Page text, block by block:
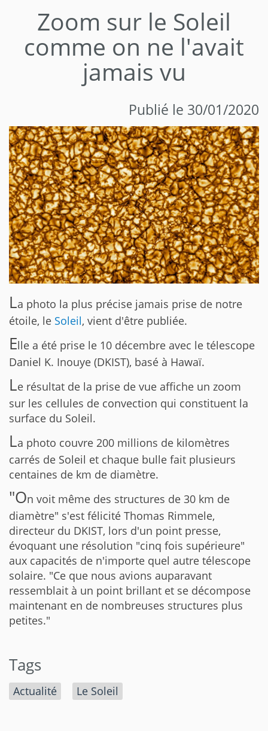
Zoom sur le Soleil
comme on ne l'avait
jamais vu
Publié le 30/01/2020
La photo la plus précise jamais prise de notre
étoile, le Soleil, vient d'être publiée.
Elle a été prise le 10 décembre avec le télescope
Daniel K. Inouye (DKIST), basé à Hawaï.
Le résultat de la prise de vue affiche un zoom
sur les cellules de convection qui constituent la
surface du Soleil.
La photo couvre 200 millions de kilomètres
carrés de Soleil et chaque bulle fait plusieurs
centaines de km de diamètre.
"On voit même des structures de 30 km de
diamètre" s'est félicité Thomas Rimmele,
directeur du DKIST, lors d'un point presse,
évoquant une résolution "cinq fois supérieure"
aux capacités de n'importe quel autre télescope
solaire. "Ce que nous avions auparavant
ressemblait à un point brillant et se décompose
maintenant en de nombreuses structures plus
petites."
Tags
Actualité Le Soleil